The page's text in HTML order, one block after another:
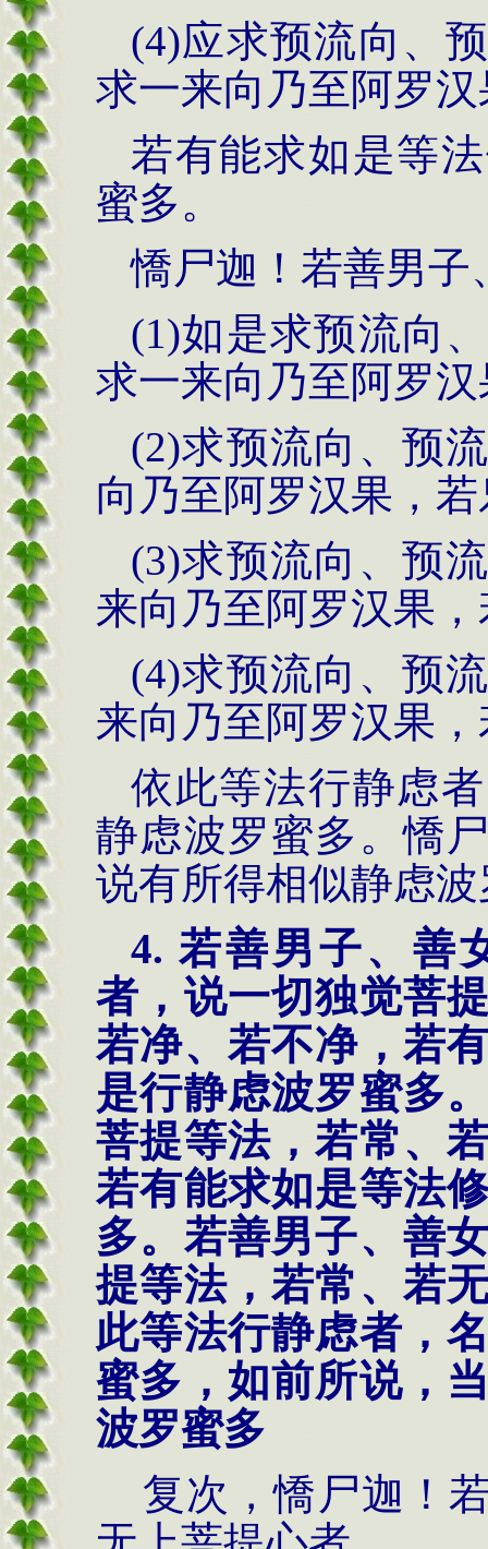
(4)应求预流向、
求一来向乃至阿罗
若有能求如是等
蜜多。
憍尸迦！若善男子
(1)如是求预流向
求一来向乃至阿罗
(2)求预流向、预
向乃至阿罗汉果，
(3)求预流向、预
来向乃至阿罗汉果
(4)求预流向、预
来向乃至阿罗汉果
依此等法行静虑
静虑波罗蜜多。憍
说有所得相似静虑
4. 若善男子、善
者，说一切独觉菩
若净、若不净，若
是行静虑波罗蜜多
菩提等法，若常、
若有能求如是等法
多。若善男子、善
提等法，若常、若
此等法行静虑者，
蜜多，如前所说，
波罗蜜多
复次，憍尸迦！